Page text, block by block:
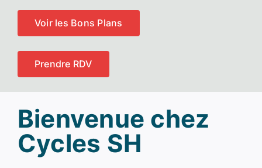
Voir les Bons Plans
Prendre RDV
Bienvenue chez
Cycles SH